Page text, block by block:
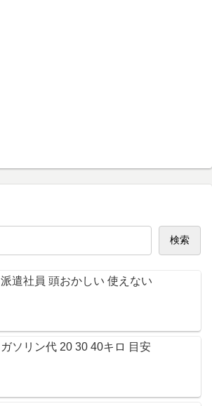
検索
派遣社員 頭おかしい 使えない
ガソリン代 20 30 40キロ 目安